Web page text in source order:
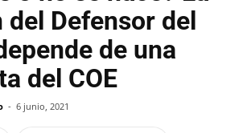
del Defensor del
de una
del COE
- 6 junio, 2021